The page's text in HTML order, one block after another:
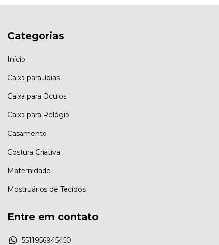
Categorias
Início
Caixa para Joias
Caixa para Óculos
Caixa para Relógio
Casamento
Costura Criativa
Maternidade
Mostruários de Tecidos
Entre em contato
5511956945450